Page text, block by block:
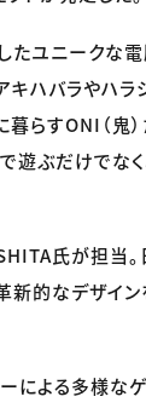
ユニークな
キハバラやハ
らすONI（鬼
遊ぶだけでな
氏が担当
新的なデザイ
ーによる多様